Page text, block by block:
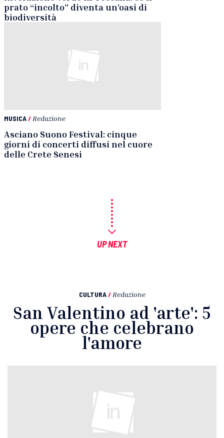
prato “incolto” diventa un’oasi di
biodiversità
MUSICA/ Redazione
Asciano Suono Festival: cinque
giorni di concerti diffusi nel cuore
delle Crete Senesi
UP NEXT
CULTURA / Redazione
San Valentino ad 'arte': 5
opere che celebrano
l'amore